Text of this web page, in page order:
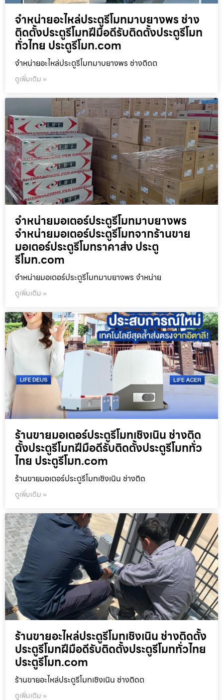
จำหน่ายอะไหล่ประตูรีโมทมาบยางพร ช่าง
ติดตั้งประตูรีโมทฝีมือดีรับติดตั้งประตูรีโมท
ทั่วไทย ประตูรีโมท.com
จำหน่ายอะไหล่ประตูรีโมทมาบยางพร ช่างติดต
ดูเพิ่มเติม »
จำหน่ายมอเตอร์ประตูรีโมทมาบยางพร
จำหน่ายมอเตอร์ประตูรีโมทจากร้านขาย
มอเตอร์ประตูรีโมทราคาส่ง ประตู
รีโมท.com
จำหน่ายมอเตอร์ประตูรีโมทมาบยางพร จำหน่าย
ดูเพิ่มเติม »
ร้านขายมอเตอร์ประตูรีโมทเชิงเนิน ช่างติด
ตั้งประตูรีโมทฝีมือดีรับติดตั้งประตูรีโมททั่ว
ไทย ประตูรีโมท.com
ร้านขายมอเตอร์ประตูรีโมทเชิงเนิน ช่างติด
ดูเพิ่มเติม »
ร้านขายอะไหล่ประตูรีโมทเชิงเนิน ช่างติดตั้ง
ประตูรีโมทฝีมือดีรับติดตั้งประตูรีโมททั่วไทย
ประตูรีโมท.com
ร้านขายอะไหล่ประตูรีโมทเชิงเนิน ช่างติดต
ดูเพิ่มเติม »